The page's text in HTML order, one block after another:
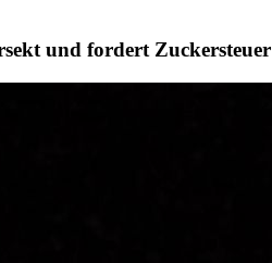
und fordert Zuckersteuer